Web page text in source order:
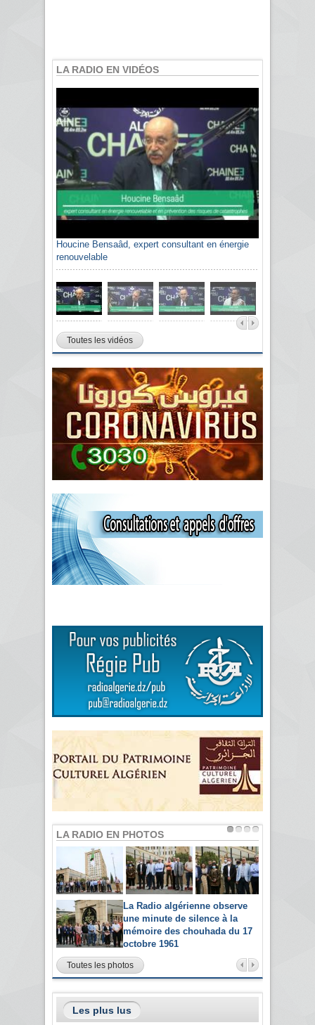
LA RADIO EN VIDÉOS
Houcine Bensaâd, expert consultant en énergie
renouvelable
Toutes les vidéos
LA RADIO EN PHOTOS
La Radio algérienne observe
une minute de silence à la
mémoire des chouhada du 17
octobre 1961
Toutes les photos
Les plus lus